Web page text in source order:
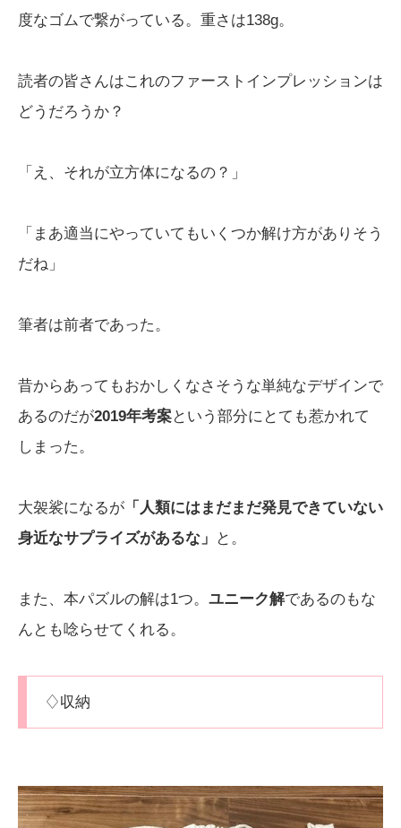
度なゴムで繋がっている。重さは138g。
読者の皆さんはこれのファーストインプレッションは
どうだろうか？
「え、それが立方体になるの？」
「まあ適当にやっていてもいくつか解け方がありそう
だね」
筆者は前者であった。
昔からあってもおかしくなさそうな単純なデザインで
あるのだが2019年考案という部分にとても惹かれて
しまった。
大袈裟になるが 「人類にはまだまだ発見できていない
身近なサプライズがあるな」
と。
また、本パズルの解は1つ。 ユニーク解であるのもな
んとも唸らせてくれる。
♢収納